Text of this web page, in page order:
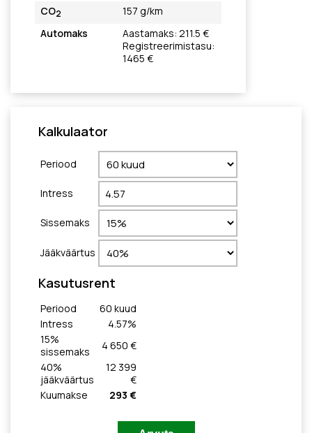
CO2
157 g/km
Automaks
Aastamaks: 211.5 €
Registreerimistasu:
1465 €
Kalkulaator
Periood
Intress
Sissemaks
Jääkväärtus
Kasutusrent
Periood 60 kuud
Intress
4.57%
15%
sissemaks
4 650 €
40%
jääkväärtus
12 399
€
Kuumakse
293 €